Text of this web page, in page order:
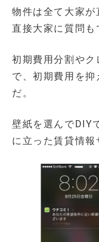
物件は全て大家
直接大家に質問も
初期費用分割や
で、初期費用を
だ。
壁紙を選んでDIY
に立った賃貸情報